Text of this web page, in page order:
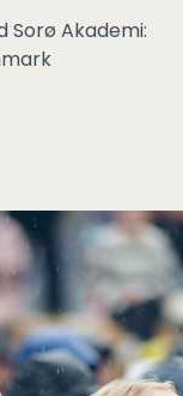
Akademi: